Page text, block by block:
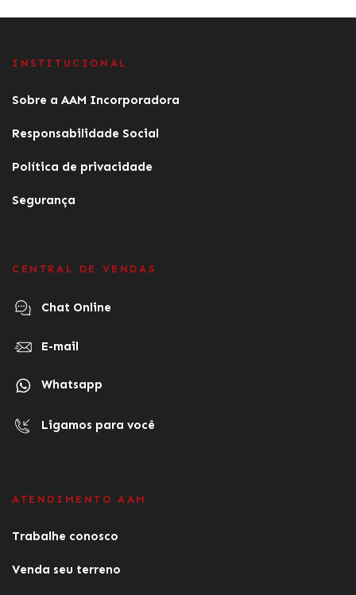
INSTITUCIONAL
Sobre a AAM Incorporadora
Responsabilidade Social
Política de privacidade
Segurança
CENTRAL DE VENDAS
Chat Online
E-mail
Whatsapp
Ligamos para você
ATENDIMENTO AAM
Trabalhe conosco
Venda seu terreno